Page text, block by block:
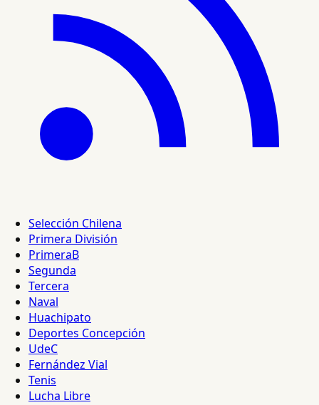
Selección Chilena
Primera División
PrimeraB
Segunda
Tercera
Naval
Huachipato
Deportes Concepción
UdeC
Fernández Vial
Tenis
Lucha Libre